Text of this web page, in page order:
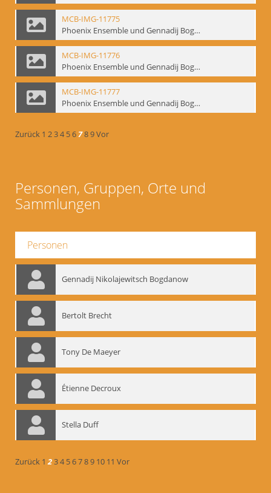
MCB-IMG-11775
Phoenix Ensemble und Gennadij Bogdanow; BM-img-105-1
MCB-IMG-11776
Phoenix Ensemble und Gennadij Bogdanow; BM-img-105-2
MCB-IMG-11777
Phoenix Ensemble und Gennadij Bogdanow; BM-img-105-3
Zurück 1 234 56789Vor
Personen, Gruppen, Orte und
Sammlungen
Personen
Gennadij Nikolajewitsch Bogdanow
Bertolt Brecht
Tony De Maeyer
Étienne Decroux
Stella Duff
Zurück 1 234 56789 10 11 Vor